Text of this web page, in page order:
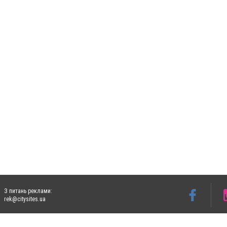
З питань реклами:
rek@citysites.ua